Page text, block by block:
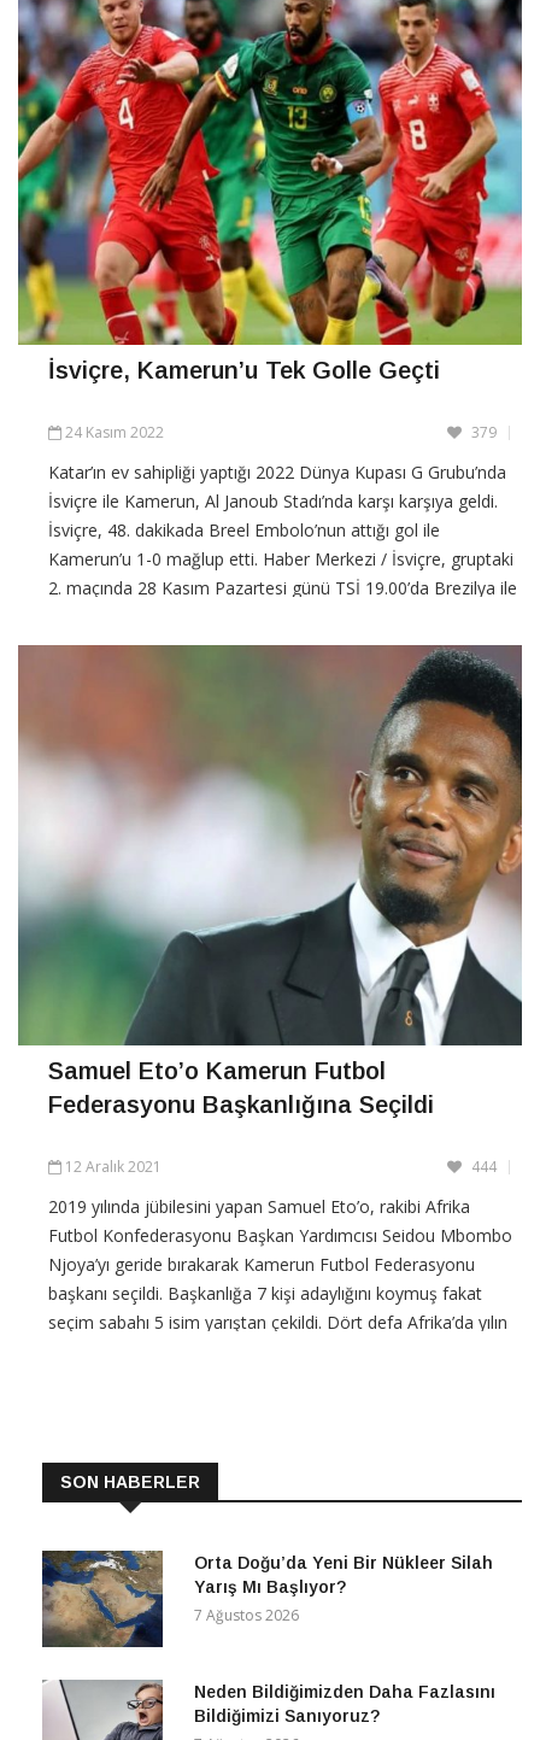
İsviçre, Kamerun’u Tek Golle Geçti
24 Kasım 2022 379
Katar’ın ev sahipliği yaptığı 2022 Dünya Kupası G Grubu’nda
İsviçre ile Kamerun, Al Janoub Stadı’nda karşı karşıya geldi.
İsviçre, 48. dakikada Breel Embolo’nun attığı gol ile
Kamerun’u 1-0 mağlup etti. Haber Merkezi / İsviçre, gruptaki
2. maçında 28 Kasım Pazartesi günü TSİ 19.00’da Brezilya ile
Samuel Eto’o Kamerun Futbol
Federasyonu Başkanlığına Seçildi
12 Aralık 2021 444
2019 yılında jübilesini yapan Samuel Eto’o, rakibi Afrika
Futbol Konfederasyonu Başkan Yardımcısı Seidou Mbombo
Njoya’yı geride bırakarak Kamerun Futbol Federasyonu
başkanı seçildi. Başkanlığa 7 kişi adaylığını koymuş fakat
seçim sabahı 5 isim yarıştan çekildi. Dört defa Afrika’da yılın
SON HABERLER
Orta Doğu’da Yeni Bir Nükleer Silah
Yarış Mı Başlıyor?
7 Ağustos 2026
Neden Bildiğimizden Daha Fazlasını
Bildiğimizi Sanıyoruz?